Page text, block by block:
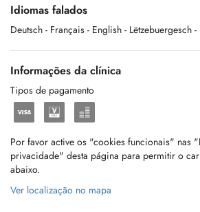
Idiomas falados
Deutsch - Français - English - Lëtzebuergesch -
Informações da clínica
Tipos de pagamento
Por favor active os "cookies funcionais" nas
privacidade" desta página para permitir o
abaixo.
Ver localização no mapa